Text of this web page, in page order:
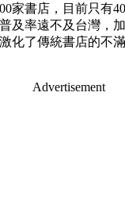
家書店，目前只有
及率遠不及台灣，
化了傳統書店的不
Advertisement